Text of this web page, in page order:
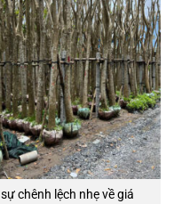
chênh lệch nhẹ về giá